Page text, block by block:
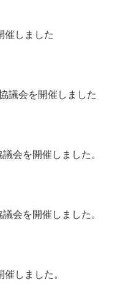
催しました
議会を開催しました
会を開催しました。
会を開催しました。
しました。